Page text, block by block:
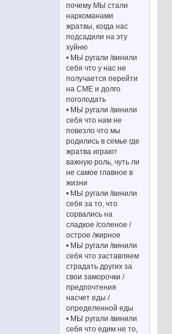
почему МЫ стали
наркоманами
жратвы, когда нас
подсадили на эту
хуйню
• МЫ ругали /винили
себя что у нас не
получается перейти
на СМЕ и долго
поголодать
• МЫ ругали /винили
себя что нам не
повезло что мы
родились в семье где
жратва играют
важную роль, чуть ли
не самое главное в
жизни
• МЫ ругали /винили
себя за то, что
сорвались на
сладкое /соленое /
острое /жирное
• МЫ ругали /винили
себя что заставляем
страдать других за
свои заморочки /
предпочтения
насчет еды /
определенной еды
• МЫ ругали /винили
себя что едим не то,